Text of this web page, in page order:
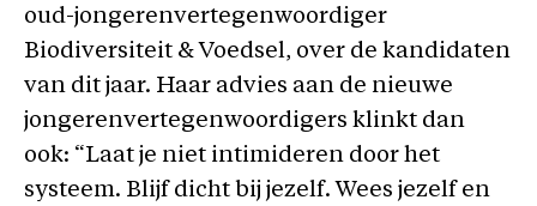
oud-jongerenvertegenwoordiger
Biodiversiteit & Voedsel, over de kandidaten
van dit jaar. Haar advies aan de nieuwe
jongerenvertegenwoordigers klinkt dan
ook: “Laat je niet intimideren door het
systeem. Blijf dicht bij jezelf. Wees jezelf en